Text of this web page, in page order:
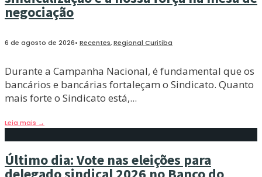
negociação
6 de agosto de 2026• Recentes,Regional Curitiba
Durante a Campanha Nacional, é fundamental que os
bancários e bancárias fortaleçam o Sindicato. Quanto
mais forte o Sindicato está,...
Leia mais →
Último dia: Vote nas eleições para